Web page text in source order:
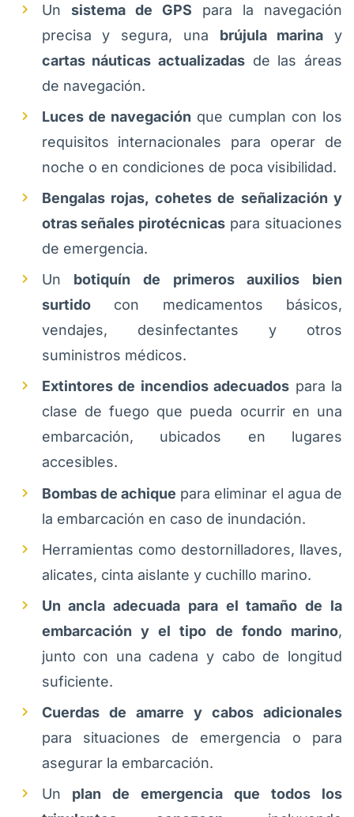
Un sistema de GPS para la navegación
precisa y segura, una brújula marina y
cartas náuticas actualizadasde las áreas
de navegación.
Luces de navegación que cumplan con los
requisitos internacionales para operar de
noche o en condiciones de poca visibilidad.
Bengalas rojas, cohetes de señalización y
otras señales pirotécnicas para situaciones
de emergencia.
Un botiquín de primeros auxilios bien
surtidocon medicamentos básicos,
vendajes, desinfectantes y otros
suministros médicos.
Extintores de incendios adecuados para la
clase de fuego que pueda ocurrir en una
embarcación, ubicados en lugares
accesibles.
Bombas de achique para eliminar el agua de
la embarcación en caso de inundación.
Herramientas como destornilladores, llaves,
alicates, cinta aislante y cuchillo marino.
Un ancla adecuada para el tamaño de la
embarcación y el tipo de fondo marino,
junto con una cadena y cabo de longitud
suficiente.
Cuerdas de amarre y cabos adicionales
para situaciones de emergencia o para
asegurar la embarcación.
Un plan de emergencia que todos los